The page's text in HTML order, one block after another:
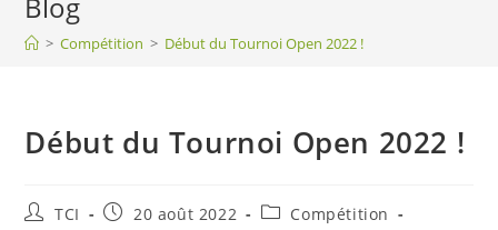
> Compétition > Début du Tournoi Open 2022 !
Début du Tournoi Open 2022 !
TCI 20 août 2022
Compétition